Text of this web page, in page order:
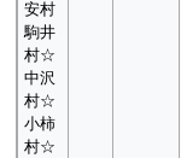
安村
駒井
村☆
中沢
村☆
小柿
村☆